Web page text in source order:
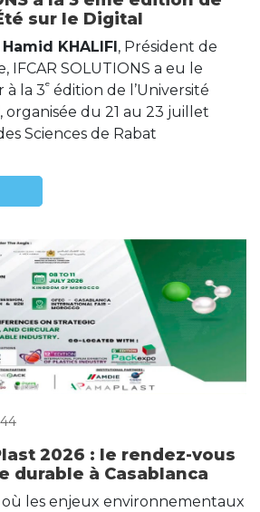
sur le Digital
Hamid KHALIFI, Président de
IFCAR SOLUTIONS a eu le
à la 3ᵉ édition de l’Université
organisée du 21 au 23 juillet
Sciences de Rabat
2026 : le rendez-vous
durable à Casablanca
les enjeux environnementaux